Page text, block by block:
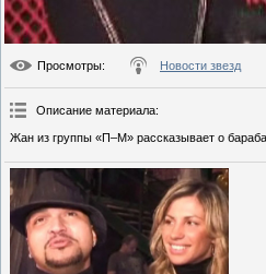
Просмотры: Новости звезд
Описание материала:
Жан из группы «П–М» рассказывает о